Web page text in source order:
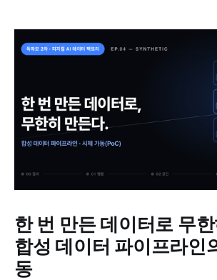
한 번 만든 데이터로 무
합성 데이터 파이프라인
동